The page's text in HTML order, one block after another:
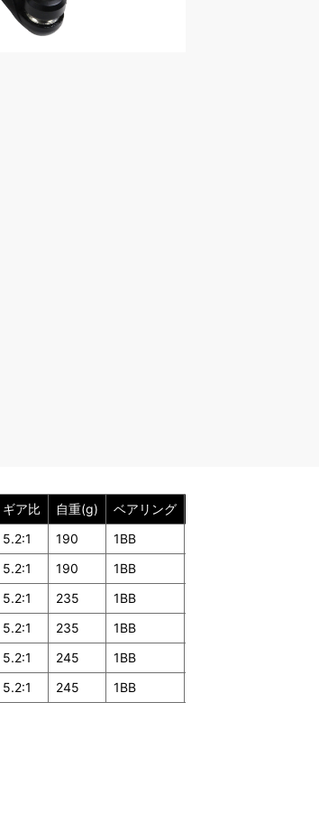
ギア比 自重(g) ベアリング
5.2:1 190 1BB
5.2:1 190 1BB
5.2:1 235 1BB
5.2:1 235 1BB
5.2:1 245 1BB
5.2:1 245 1BB